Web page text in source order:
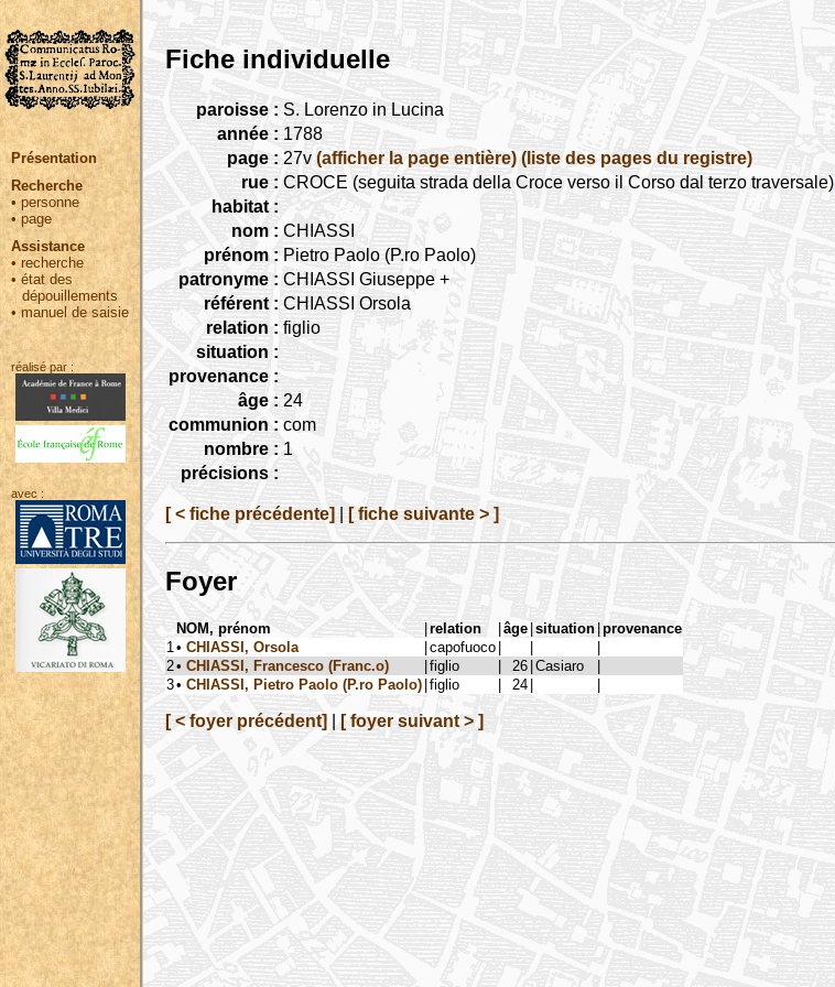
Présentation
Recherche
• personne
•page
Assistance
• recherche
•état des
dépouillements
•manuel de saisie
réalisé par :
avec :
Fiche individuelle
paroisse : S. Lorenzo in Lucina
année : 1788
page : 27v (afficher la page entière) (liste des pages du registre)
rue : CROCE (seguita strada della Croce verso il Corso dal terzo traversale)
habitat :
nom : CHIASSI
prénom : Pietro Paolo (P.ro Paolo)
patronyme : CHIASSI Giuseppe +
référent : CHIASSI Orsola
relation : figlio
situation :
provenance :
âge : 24
communion : com
nombre : 1
précisions :
[ < fiche précédente] [ fiche suivante > ]
Foyer
NOM, prénom |relation |âge |situation | provenance
1 • CHIASSI, Orsola |capofuoco | |
|
2• CHIASSI, Francesco (Franc.o) |figlio | 26 |Casiaro
|
3• CHIASSI, Pietro Paolo (P.ro Paolo) |figlio | 24 | |
[ < foyer précédent] [ foyer suivant > ]